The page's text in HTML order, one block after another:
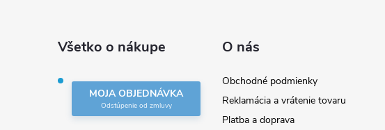
Všetko o nákupe
MOJA OBJEDNÁVKA
O nás
Obchodné podmienky
Reklamácia a vrátenie tovaru
Platba a doprava